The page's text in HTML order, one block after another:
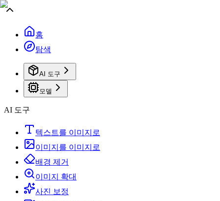
홈
탐색
AI 도구
모델
AI 도구
텍스트를 이미지로
이미지를 이미지로
배경 제거
이미지 확대
사진 보정